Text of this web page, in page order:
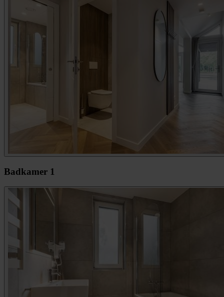
Badkamer 1